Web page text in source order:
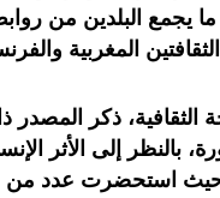
يجمع البلدين من
المغربية
ذكر المصدر
بالنظر إلى الأثر
حيث استحضرت عدد من